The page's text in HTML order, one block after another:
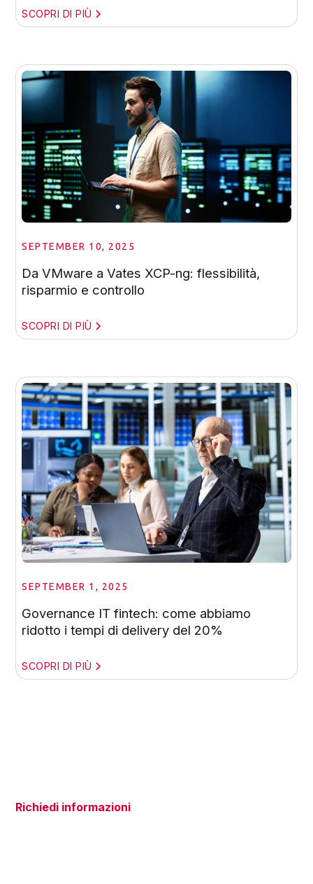
SCOPRI DI PIÙ
SEPTEMBER 10, 2025
Da VMware a Vates XCP-ng: flessibilità,
risparmio e controllo
SCOPRI DI PIÙ
SEPTEMBER 1, 2025
Governance IT fintech: come abbiamo
ridotto i tempi di delivery del 20%
SCOPRI DI PIÙ
Richiedi informazioni